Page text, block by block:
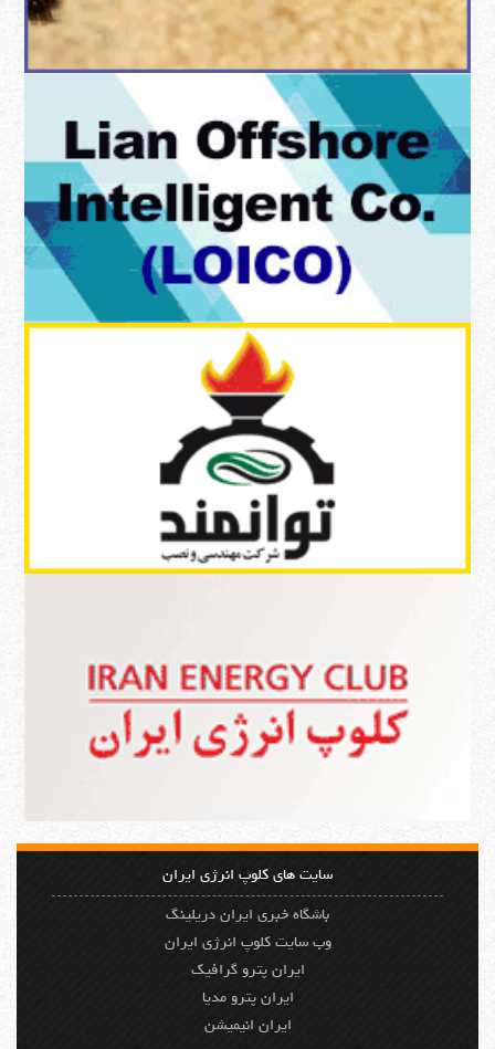
سایت های کلوپ انرژی ایران
باشگاه خبری ایران دریلینگ
وب سایت کلوپ انرژی ایران
ایران پترو گرافیک
ایران پترو مدیا
ایران انیمیشن